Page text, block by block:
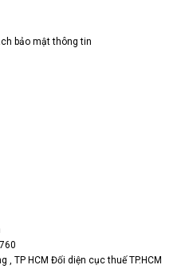
bảo mật thông tin
, TP HCM Đối diện cục thuế TP.HCM